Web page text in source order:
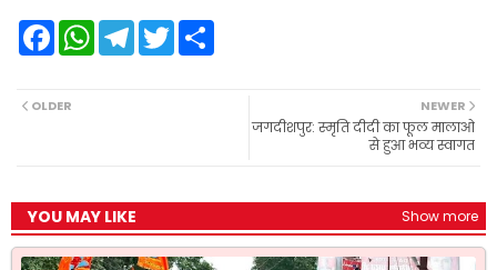
F
a
b
o
W
T
e
T
w
NEWER
जगदीशपुर: स्मृति दीदी का फूल मालाओ
से हुआ भव्य स्वागत
OLDER
YOU MAY LIKE Show more